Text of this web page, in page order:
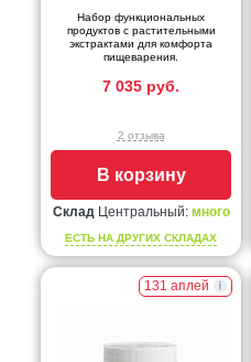
Набор функциональных
продуктов с растительными
экстрактами для комфорта
пищеварения.
7 035 руб.
2 отзыва
В корзину
СкладЦентральный: много
ЕСТЬ НА ДРУГИХ СКЛАДАХ
131 аплей